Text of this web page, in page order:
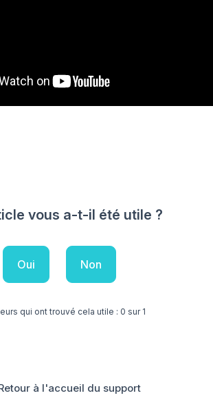
vous a-t-il été utile ?
Oui Non
qui ont trouvé cela utile : 0 sur 1
à l'accueil du support